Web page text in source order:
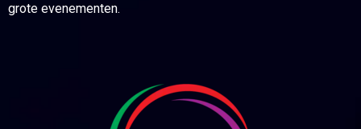
grote evenementen.